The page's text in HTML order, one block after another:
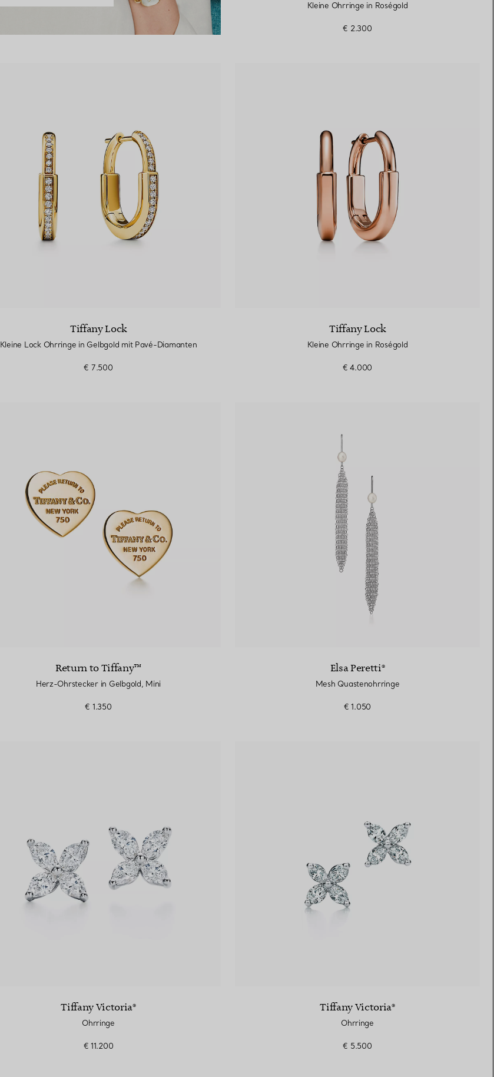
Kleine Ohrringe in Roségold
€ 2.300
Tiffany Lock
Kleine Lock Ohrringe in Gelbgold mit Pavé-Diamanten
€ 7.500
Tiffany Lock
Kleine Ohrringe in Roségold
€ 4.000
Return to Tiffany™
Herz-Ohrstecker in Gelbgold, Mini
€ 1.350
Elsa Peretti®
Mesh Quastenohrringe
€ 1.050
Tiffany Victoria®
Ohrringe
€ 11.200
Tiffany Victoria®
Ohrringe
€ 5.500